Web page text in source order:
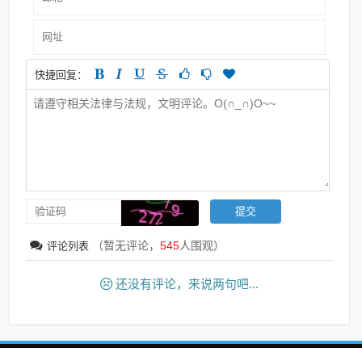
快捷回复：
评论列表 （暂无评论，545人围观）
还没有评论，来说两句吧...